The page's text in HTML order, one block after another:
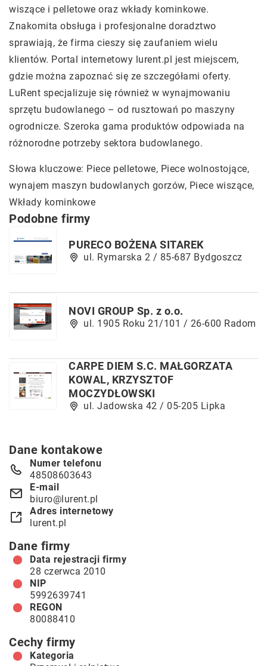
wiszące i pelletowe oraz wkłady kominkowe.
Znakomita obsługa i profesjonalne doradztwo
sprawiają, że firma cieszy się zaufaniem wielu
klientów. Portal internetowy lurent.pl jest miejscem,
gdzie można zapoznać się ze szczegółami oferty.
LuRent specjalizuje się również w wynajmowaniu
sprzętu budowlanego – od rusztowań po maszyny
ogrodnicze. Szeroka gama produktów odpowiada na
różnorodne potrzeby sektora budowlanego.
Słowa kluczowe: Piece pelletowe, Piece wolnostojące,
wynajem maszyn budowlanych gorzów, Piece wiszące,
Wkłady kominkowe
Podobne firmy
PURECO BOŻENA SITAREK
ul. Rymarska 2 / 85-687 Bydgoszcz
NOVI GROUP Sp. z o.o.
ul. 1905 Roku 21/101 / 26-600 Radom
CARPE DIEM S.C. MAŁGORZATA
KOWAL, KRZYSZTOF
MOCZYDŁOWSKI
ul. Jadowska 42 / 05-205 Lipka
Dane kontakowe
Numer telefonu
48508603643
E-mail
biuro@lurent.pl
Adres internetowy
lurent.pl
Dane firmy
Data rejestracji firmy
28 czerwca 2010
NIP
5992639741
REGON
80088410
Cechy firmy
Kategoria